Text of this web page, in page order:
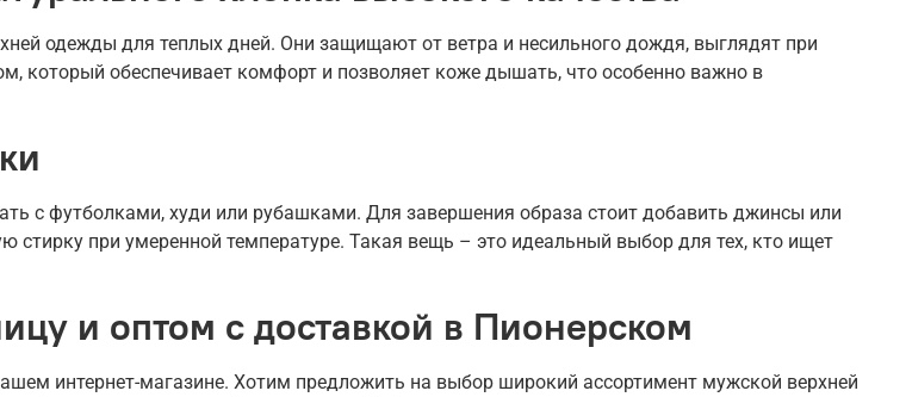
одежды для теплых дней. Они защищают от ветра и несильного дождя, выглядят при
который обеспечивает комфорт и позволяет коже дышать, что особенно важно в
с футболками, худи или рубашками. Для завершения образа стоит добавить джинсы или
при умеренной температуре. Такая вещь – это идеальный выбор для тех, кто ищет
и оптом с доставкой в Пионерском
интернет-магазине. Хотим предложить на выбор широкий ассортимент мужской верхней